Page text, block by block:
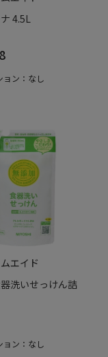
4.5L
ョン：なし
エイド
洗いせっけん詰
ョン：なし